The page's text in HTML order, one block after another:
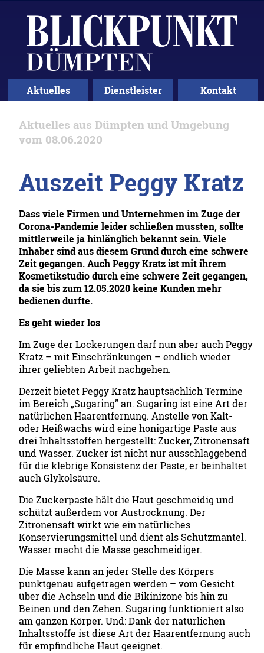
Aktuelles Dienstleister Kontakt
Aktuelles aus Dümpten und Umgebung
vom 08.06.2020
Auszeit Peggy Kratz
Dass viele Firmen und Unternehmen im Zuge der
Corona-Pandemie leider schließen mussten, sollte
mittlerweile ja hinlänglich bekannt sein. Viele
Inhaber sind aus diesem Grund durch eine schwere
Zeit gegangen. Auch Peggy Kratz ist mit ihrem
Kosmetikstudio durch eine schwere Zeit gegangen,
da sie bis zum 12.05.2020 keine Kunden mehr
bedienen durfte.
Es geht wieder los
Im Zuge der Lockerungen darf nun aber auch Peggy
Kratz – mit Einschränkungen – endlich wieder
ihrer geliebten Arbeit nachgehen.
Derzeit bietet Peggy Kratz hauptsächlich Termine
im Bereich „Sugaring” an. Sugaring ist eine Art der
natürlichen Haarentfernung. Anstelle von Kalt-
oder Heißwachs wird eine honigartige Paste aus
drei Inhaltsstoffen hergestellt: Zucker, Zitronensaft
und Wasser. Zucker ist nicht nur ausschlaggebend
für die klebrige Konsistenz der Paste, er beinhaltet
auch Glykolsäure.
Die Zuckerpaste hält die Haut geschmeidig und
schützt außerdem vor Austrocknung. Der
Zitronensaft wirkt wie ein natürliches
Konservierungsmittel und dient als Schutzmantel.
Wasser macht die Masse geschmeidiger.
Die Masse kann an jeder Stelle des Körpers
punktgenau aufgetragen werden – vom Gesicht
über die Achseln und die Bikinizone bis hin zu
Beinen und den Zehen. Sugaring funktioniert also
am ganzen Körper. Und: Dank der natürlichen
Inhaltsstoffe ist diese Art der Haarentfernung auch
für empfindliche Haut geeignet.